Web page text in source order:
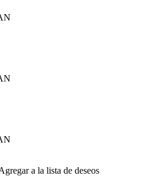
a la lista de deseos